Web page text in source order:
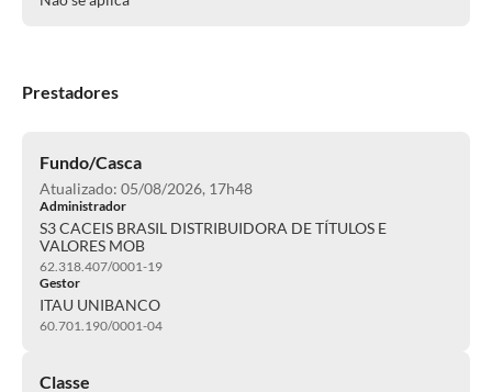
Prestadores
Fundo/Casca
Atualizado: 05/08/2026, 17h48
Administrador
S3 CACEIS BRASIL DISTRIBUIDORA DE TÍTULOS E
VALORES MOB
62.318.407/0001-19
Gestor
ITAU UNIBANCO
60.701.190/0001-04
Classe